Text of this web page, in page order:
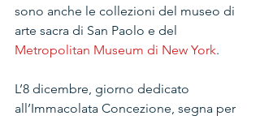
sono anche le collezioni del museo di
arte sacra di San Paolo e del
Metropolitan Museum di New York.
L’8 dicembre, giorno dedicato
all’Immacolata Concezione, segna per